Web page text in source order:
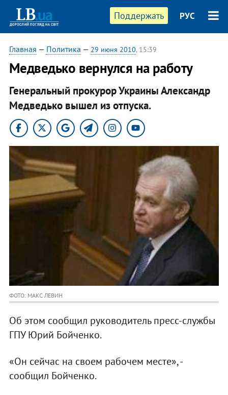
Поддержать РУС
Главная — Политика — 29 июня 2010, 15:39
Медведько вернулся на работу
Генеральный прокурор Украины Александр
Медведько вышел из отпуска.
ФОТО: МАКС ЛЕВИН
Об этом сообщил руководитель пресс-службы
ГПУ Юрий Бойченко.
«Он сейчас на своем рабочем месте», -
сообщил Бойченко.